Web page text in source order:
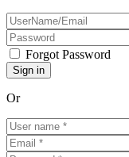
Forgot Password
Or